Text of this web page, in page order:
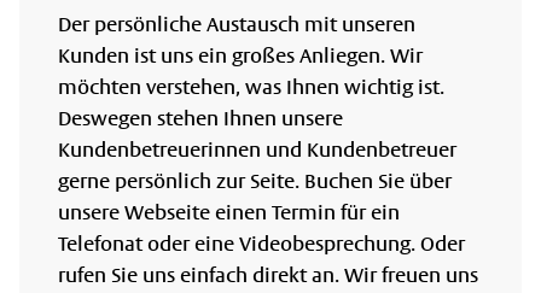
Der persönliche Austausch mit unseren
Kunden ist uns ein großes Anliegen. Wir
möchten verstehen, was Ihnen wichtig ist.
Deswegen stehen Ihnen unsere
Kundenbetreuerinnen und Kundenbetreuer
gerne persönlich zur Seite. Buchen Sie über
unsere Webseite einen Termin für ein
Telefonat oder eine Videobesprechung. Oder
rufen Sie uns einfach direkt an. Wir freuen uns